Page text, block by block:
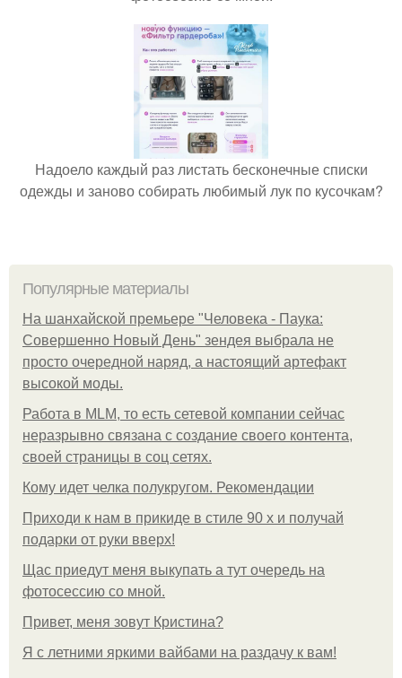
Надоело каждый раз листать бесконечные списки
одежды и заново собирать любимый лук по кусочкам?
Популярные материалы
На шанхайской премьере "Человека - Паука:
Совершенно Новый День" зендея выбрала не
просто очередной наряд, а настоящий артефакт
высокой моды.
Работа в MLM, то есть сетевой компании сейчас
неразрывно связана с создание своего контента,
своей страницы в соц сетях.
Кому идет челка полукругом. Рекомендации
Приходи к нам в прикиде в стиле 90 х и получай
подарки от руки вверх!
Щас приедут меня выкупать а тут очередь на
фотосессию со мной.
Привет, меня зовут Кристина?
Я с летними яркими вайбами на раздачу к вам!